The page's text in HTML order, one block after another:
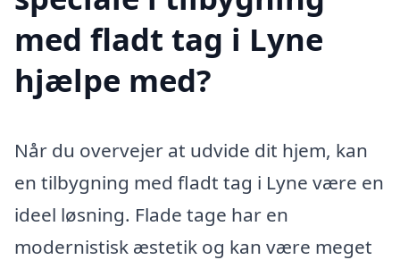
med fladt tag i Lyne
hjælpe med?
Når du overvejer at udvide dit hjem, kan
en tilbygning med fladt tag i Lyne være en
ideel løsning. Flade tage har en
modernistisk æstetik og kan være meget